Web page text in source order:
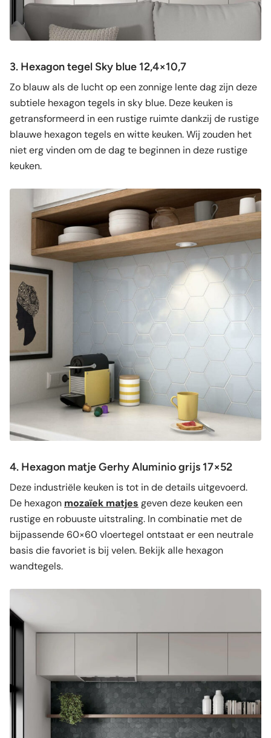
3. Hexagon tegel Sky blue 12,4×10,7
Zo blauw als de lucht op een zonnige lente dag zijn deze
subtiele hexagon tegels in sky blue. Deze keuken is
getransformeerd in een rustige ruimte dankzij de rustige
blauwe hexagon tegels en witte keuken. Wij zouden het
niet erg vinden om de dag te beginnen in deze rustige
keuken.
4. Hexagon matje Gerhy Aluminio grijs 17×52
Deze industriële keuken is tot in de details uitgevoerd.
De hexagon mozaïek matjes geven deze keuken een
rustige en robuuste uitstraling. In combinatie met de
bijpassende 60×60 vloertegel ontstaat er een neutrale
basis die favoriet is bij velen. Bekijk alle hexagon
wandtegels.